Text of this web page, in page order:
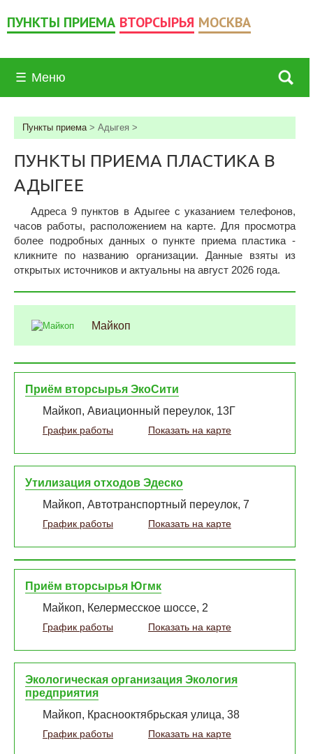
ПУНКТЫ ПРИЕМА ВТОРСЫРЬЯ МОСКВА
☰ Меню
Пункты приема> Адыгея >
ПУНКТЫ ПРИЕМА ПЛАСТИКА В
АДЫГЕЕ
Адреса 9 пунктов в Адыгее c указанием телефонов,
часов работы, расположением на карте. Для просмотра
более подробных данных о пункте приема пластика -
кликните по названию организации. Данные взяты из
открытых источников и актуальны на август 2026 года.
Майкоп
Приём вторсырья ЭкоСити
Майкоп, Авиационный переулок, 13Г
График работы Показать на карте
Утилизация отходов Эдеско
Майкоп, Автотранспортный переулок, 7
График работы Показать на карте
Приём вторсырья Югмк
Майкоп, Келермесское шоссе, 2
График работы Показать на карте
Экологическая организация Экология
предприятия
Майкоп, Краснооктябрьская улица, 38
График работы Показать на карте